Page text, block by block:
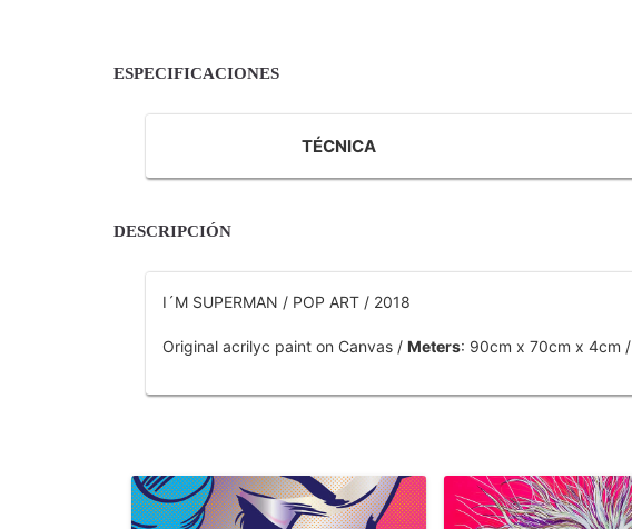
ESPECIFICACIONES
TÉCNICA
DESCRIPCIÓN
I´M SUPERMAN / POP ART / 2018
Original acrilyc paint on Canvas / Meters: 90cm x 70cm x 4cm /